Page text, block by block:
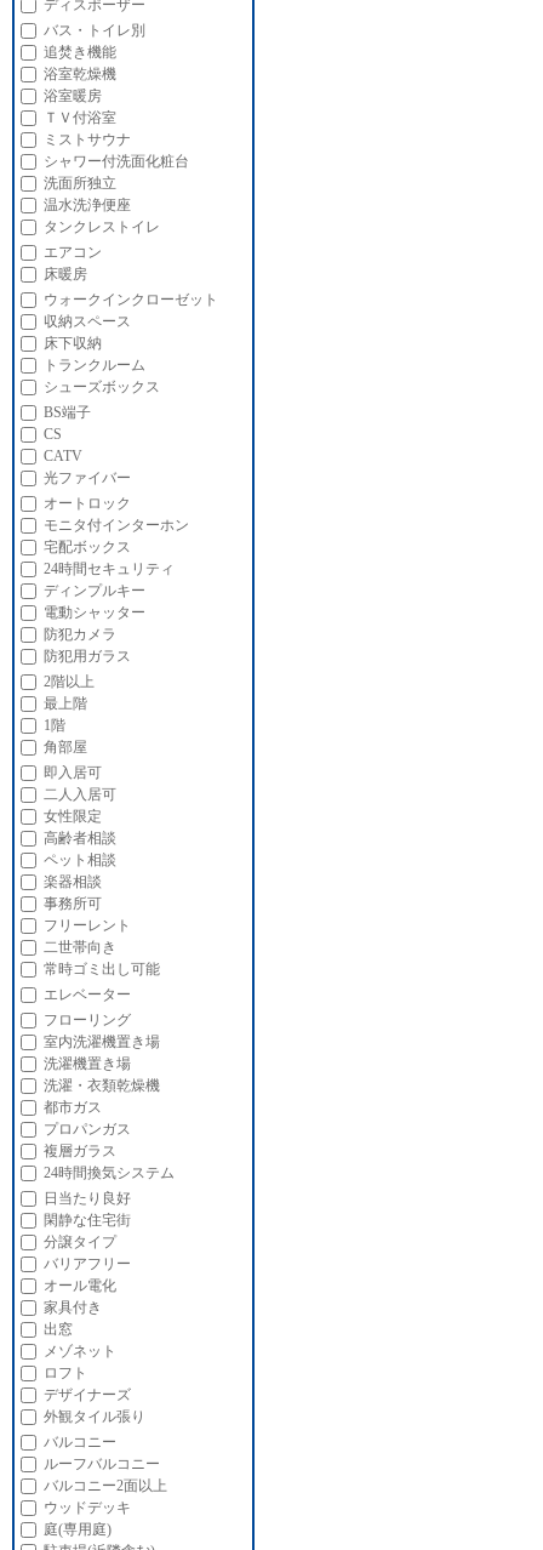
ディスポーザー
バス・トイレ別
追焚き機能
浴室乾燥機
浴室暖房
ＴＶ付浴室
ミストサウナ
シャワー付洗面化粧台
洗面所独立
温水洗浄便座
タンクレストイレ
エアコン
床暖房
ウォークインクローゼット
収納スペース
床下収納
トランクルーム
シューズボックス
BS端子
CS
CATV
光ファイバー
オートロック
モニタ付インターホン
宅配ボックス
24時間セキュリティ
ディンプルキー
電動シャッター
防犯カメラ
防犯用ガラス
2階以上
最上階
1階
角部屋
即入居可
二人入居可
女性限定
高齢者相談
ペット相談
楽器相談
事務所可
フリーレント
二世帯向き
常時ゴミ出し可能
エレベーター
フローリング
室内洗濯機置き場
洗濯機置き場
洗濯・衣類乾燥機
都市ガス
プロパンガス
複層ガラス
24時間換気システム
日当たり良好
閑静な住宅街
分譲タイプ
バリアフリー
オール電化
家具付き
出窓
メゾネット
ロフト
デザイナーズ
外観タイル張り
バルコニー
ルーフバルコニー
バルコニー2面以上
ウッドデッキ
庭(専用庭)